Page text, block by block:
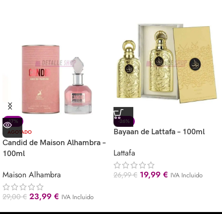
-17%
AGOTADO
Candid de Maison Alhambra –
100ml
Maison Alhambra
29,00€ 23,99 € IVA Incluido
-26%
Bayaan de Lattafa – 100ml
Lattafa
26,99€ 19,99 € IVA Incluido